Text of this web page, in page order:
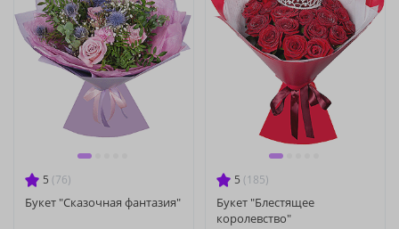
5 (76)
Букет "Сказочная фантазия"
5 (185)
Букет "Блестящее
королевство"